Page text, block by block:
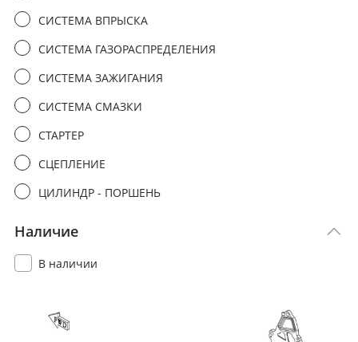
СИСТЕМА ВПРЫСКА
СИСТЕМА ГАЗОРАСПРЕДЕЛЕНИЯ
СИСТЕМА ЗАЖИГАНИЯ
СИСТЕМА СМАЗКИ
СТАРТЕР
СЦЕПЛЕНИЕ
ЦИЛИНДР - ПОРШЕНЬ
Наличие
В наличии